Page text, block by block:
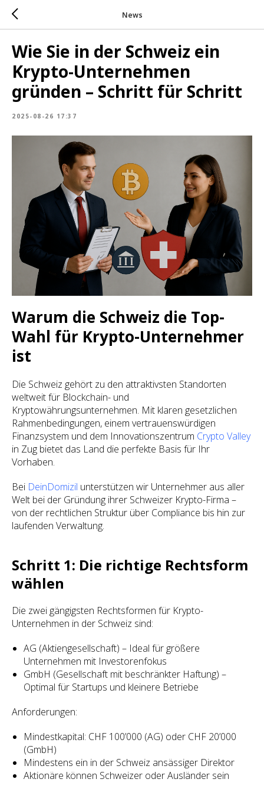
News
Wie Sie in der Schweiz ein
Krypto-Unternehmen
gründen – Schritt für Schritt
2025-08-26 17:37
Warum die Schweiz die Top-
Wahl für Krypto-Unternehmer
ist
Die Schweiz gehört zu den attraktivsten Standorten
weltweit für Blockchain- und
Kryptowährungsunternehmen. Mit klaren gesetzlichen
Rahmenbedingungen, einem vertrauenswürdigen
Finanzsystem und dem Innovationszentrum Crypto Valley
in Zug bietet das Land die perfekte Basis für Ihr
Vorhaben.
Bei DeinDomizil unterstützen wir Unternehmer aus aller
Welt bei der Gründung ihrer Schweizer Krypto-Firma –
von der rechtlichen Struktur über Compliance bis hin zur
laufenden Verwaltung.
Schritt 1: Die richtige Rechtsform
wählen
Die zwei gängigsten Rechtsformen für Krypto-
Unternehmen in der Schweiz sind:
AG (Aktiengesellschaft) – Ideal für größere
Unternehmen mit Investorenfokus
GmbH (Gesellschaft mit beschränkter Haftung) –
Optimal für Startups und kleinere Betriebe
Anforderungen:
Mindestkapital: CHF 100’000 (AG) oder CHF 20’000
(GmbH)
Mindestens ein in der Schweiz ansässiger Direktor
Aktionäre können Schweizer oder Ausländer sein